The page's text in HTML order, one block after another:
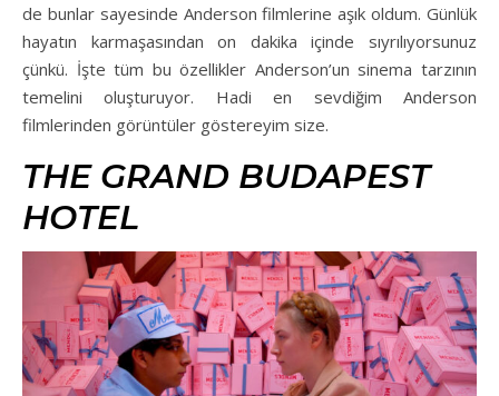
de bunlar sayesinde Anderson filmlerine aşık oldum. Günlük
hayatın karmaşasından on dakika içinde sıyrılıyorsunuz
çünkü. İşte tüm bu özellikler Anderson’un sinema tarzının
temelini oluşturuyor. Hadi en sevdiğim Anderson
filmlerinden görüntüler göstereyim size.
THE GRAND BUDAPEST
HOTEL